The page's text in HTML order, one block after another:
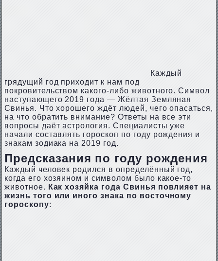
Каждый
грядущий год приходит к нам под
покровительством какого-либо животного. Символ
наступающего 2019 года — Жёлтая Земляная
Свинья. Что хорошего ждёт людей, чего опасаться,
на что обратить внимание? Ответы на все эти
вопросы даёт астрология. Специалисты уже
начали составлять гороскоп по году рождения и
знакам зодиака на 2019 год.
Предсказания по году рождения
Каждый человек родился в определённый год,
когда его хозяином и символом было какое-то
животное. Как хозяйка года Свинья повлияет на
жизнь того или иного знака по восточному
гороскопу: